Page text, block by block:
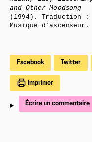
and Other Moodsong
(1994). Traduction :
Musique d’ascenseur.
Facebook Twitter
Imprimer
Écrire un commentaire